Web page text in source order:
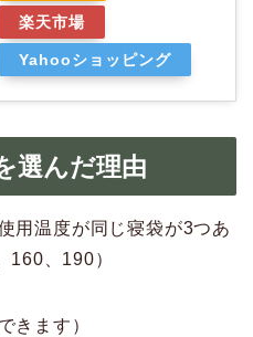
楽天市場
Yahooショッピング
選んだ理由
用温度が同じ寝袋が3つあ
160、190）
きます）